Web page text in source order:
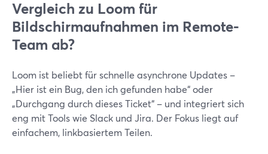
Vergleich zu Loom für
Bildschirmaufnahmen im Remote-
Team ab?
Loom ist beliebt für schnelle asynchrone Updates –
„Hier ist ein Bug, den ich gefunden habe“ oder
„Durchgang durch dieses Ticket“ – und integriert sich
eng mit Tools wie Slack und Jira. Der Fokus liegt auf
einfachem, linkbasiertem Teilen.